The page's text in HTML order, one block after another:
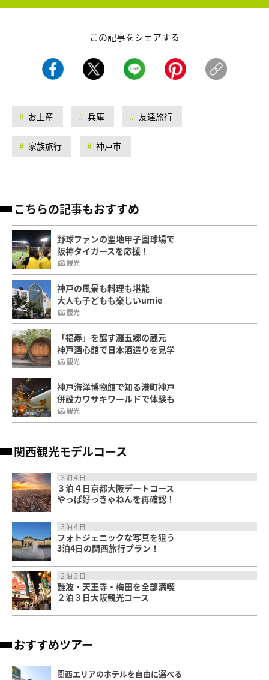
この記事をシェアする
お土産 兵庫 友達旅行
家族旅行 神戸市
こちらの記事もおすすめ
野球ファンの聖地甲子園球場で
阪神タイガースを応援！
観光
神戸の風景も料理も堪能
大人も子どもも楽しいumie
観光
「福寿」を醸す灘五郷の蔵元
神戸酒心館で日本酒造りを見学
観光
神戸海洋博物館で知る港町神戸
併設カワサキワールドで体験も
観光
関西観光モデルコース
３泊４日
３泊４日京都大阪デートコース
やっぱ好っきゃねんを再確認！
３泊４日
フォトジェニックな写真を狙う
3泊4日の関西旅行プラン！
２泊３日
難波・天王寺・梅田を全部満喫
２泊３日大阪観光コース
おすすめツアー
関西エリアのホテルを自由に選べる